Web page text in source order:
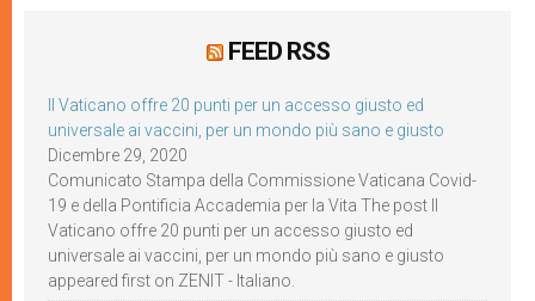
FEED RSS
Il Vaticano offre 20 punti per un accesso giusto ed
universale ai vaccini, per un mondo più sano e giusto
Dicembre 29, 2020
Comunicato Stampa della Commissione Vaticana Covid-
19 e della Pontificia Accademia per la Vita The post Il
Vaticano offre 20 punti per un accesso giusto ed
universale ai vaccini, per un mondo più sano e giusto
appeared first on ZENIT - Italiano.